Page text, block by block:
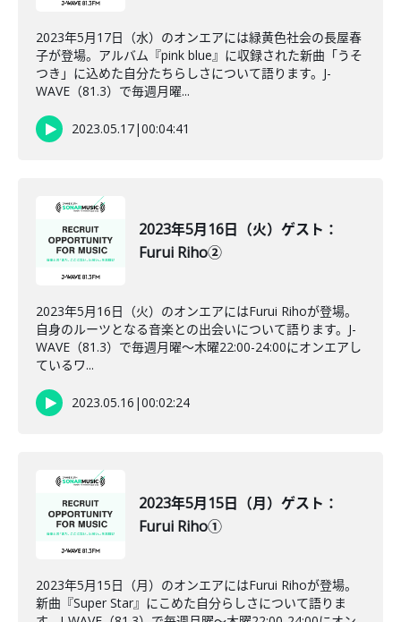
2023年5月17日（水）のオンエアには緑黄色社会の長屋春
子が登場。アルバム『pink blue』に収録された新曲「うそ
つき」に込めた自分たちらしさについて語ります。J-
WAVE（81.3）で毎週月曜...
2023.05.17|00:04:41
2023年5月16日（火）ゲスト：
Furui Riho②
2023年5月16日（火）のオンエアにはFurui Rihoが登場。
自身のルーツとなる音楽との出会いについて語ります。J-
WAVE（81.3）で毎週月曜～木曜22:00-24:00にオンエアし
ているワ...
2023.05.16 |00:02:24
2023年5月15日（月）ゲスト：
Furui Riho①
2023年5月15日（月）のオンエアにはFurui Rihoが登場。
新曲『Super Star』にこめた自分らしさについて語りま